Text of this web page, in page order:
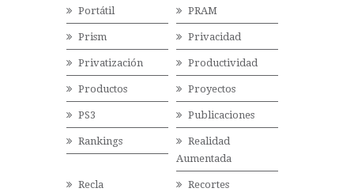
Portátil PRAM
Prism Privacidad
Privatización Productividad
Productos Proyectos
PS3 Publicaciones
Rankings
Realidad
Aumentada
Recla Recortes